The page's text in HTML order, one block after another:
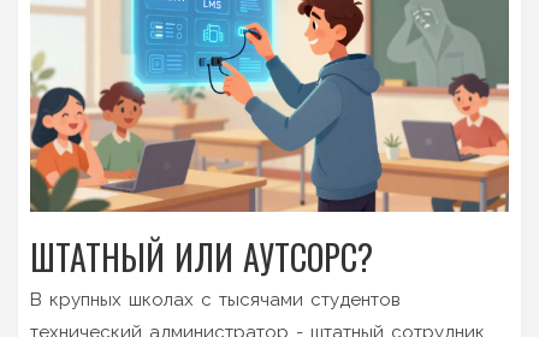
ШТАТНЫЙ ИЛИ АУТСОРС?
В крупных школах с тысячами студентов
технический администратор - штатный сотрудник.